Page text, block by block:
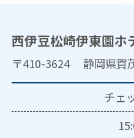
西伊豆松崎伊東園ホ
〒410-3624 静岡県賀
チェ